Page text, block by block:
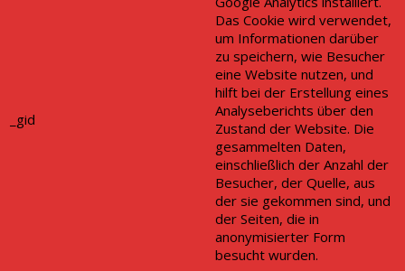
_gid
Das Cookie wird verwendet,
um Informationen darüber
zu speichern, wie Besucher
eine Website nutzen, und
hilft bei der Erstellung eines
Analyseberichts über den
Zustand der Website. Die
gesammelten Daten,
einschließlich der Anzahl der
Besucher, der Quelle, aus
der sie gekommen sind, und
der Seiten, die in
anonymisierter Form
besucht wurden.